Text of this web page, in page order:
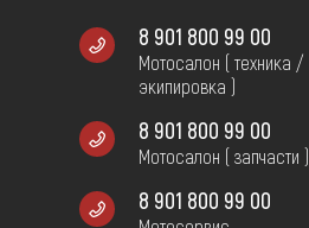
8 901 800 99 00
Мотосалон ( техника /
экипировка )
8 901 800 99 00
Мотосалон ( запчасти )
8 901 800 99 00